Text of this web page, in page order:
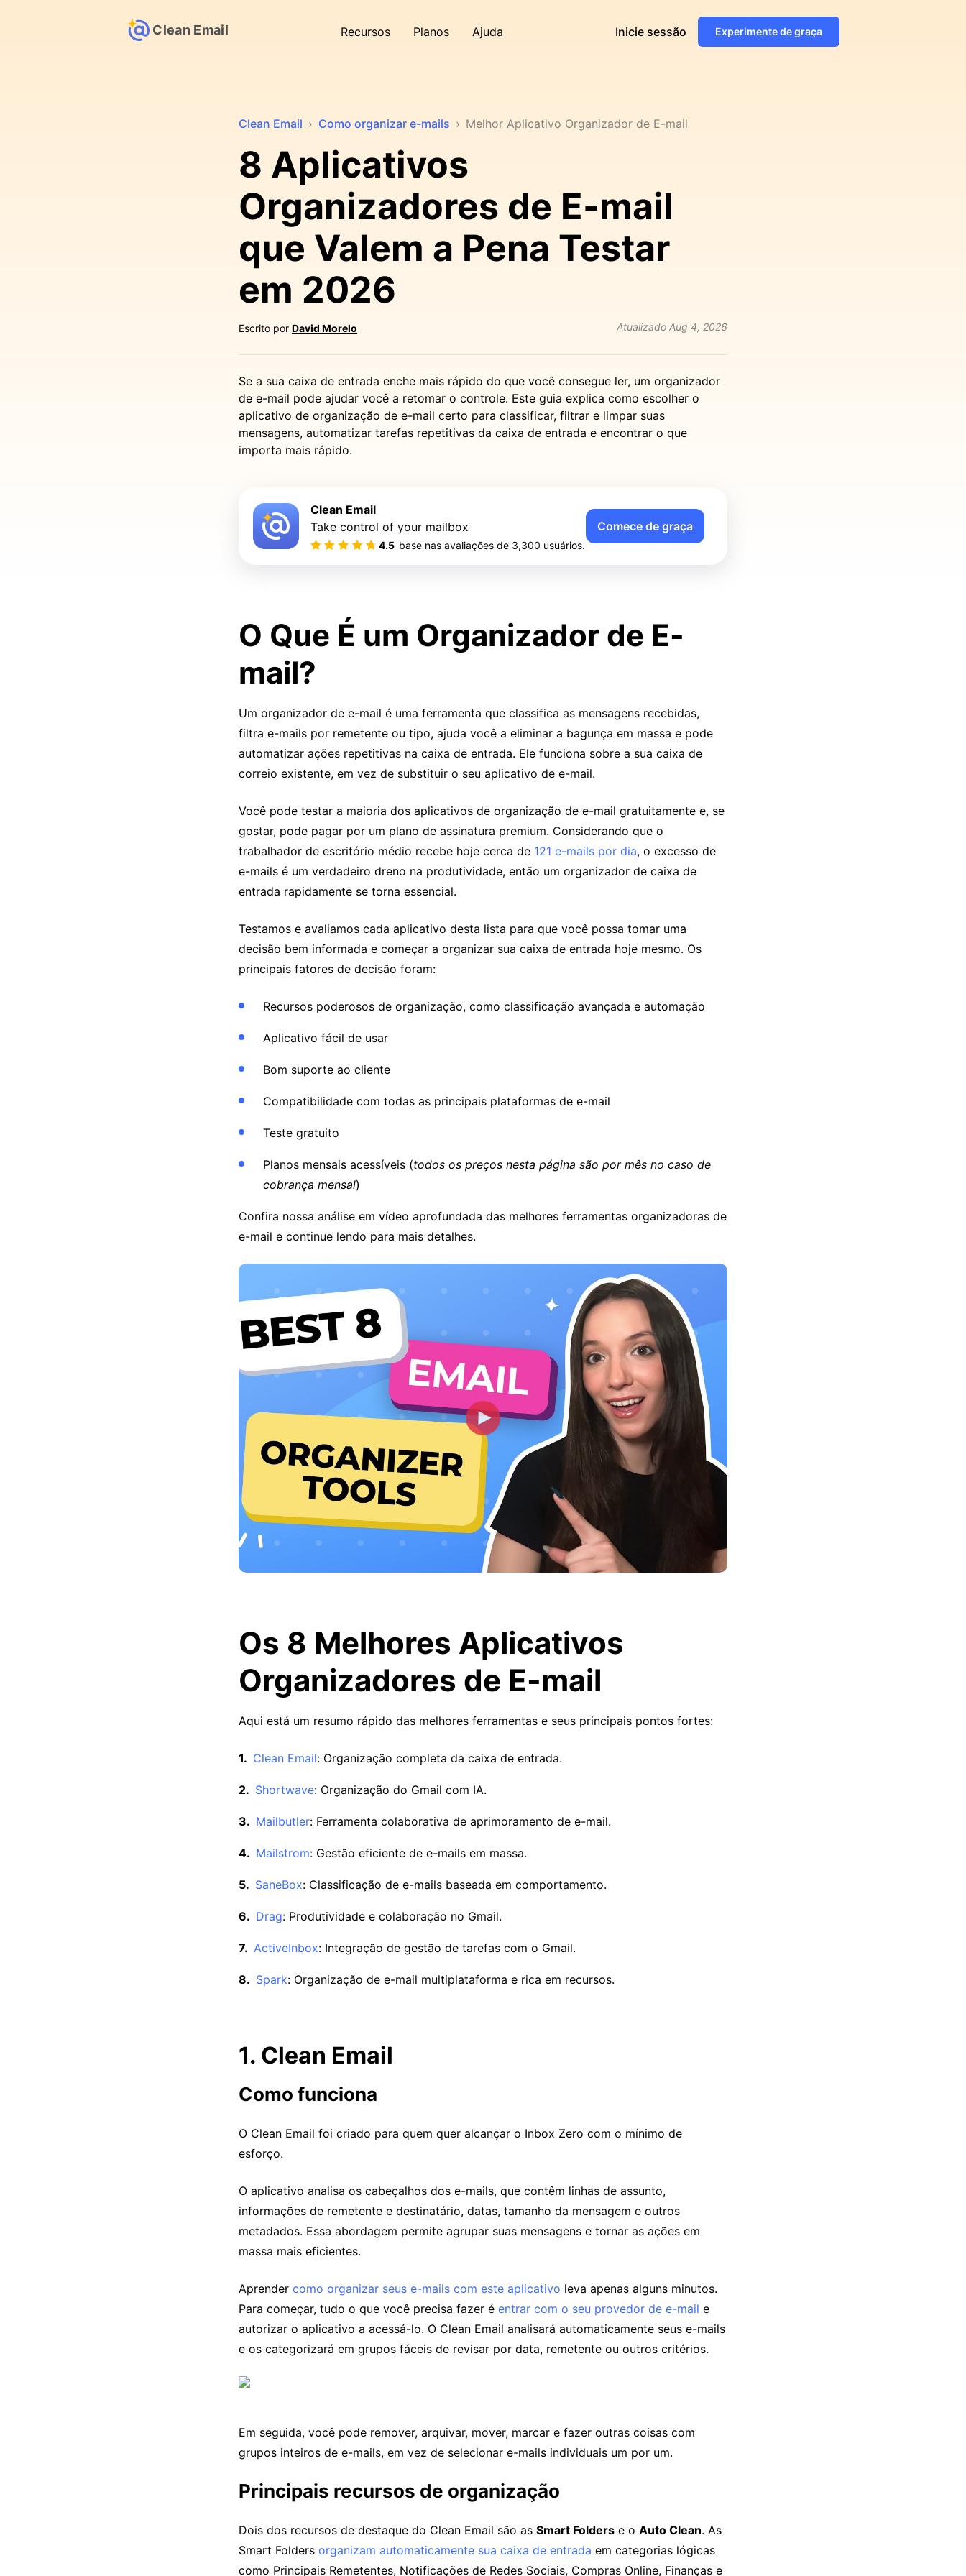
Clean Email Recursos Planos Ajuda Inicie sessão Experimente de graça
Clean Email › Como organizar e-mails › Melhor Aplicativo Organizador de E-mail
8 Aplicativos
Organizadores de E-mail
que Valem a Pena Testar
em 2026
Escrito por David Morelo Atualizado Aug 4, 2026
Se a sua caixa de entrada enche mais rápido do que você consegue ler, um organizador
de e-mail pode ajudar você a retomar o controle. Este guia explica como escolher o
aplicativo de organização de e-mail certo para classificar, filtrar e limpar suas
mensagens, automatizar tarefas repetitivas da caixa de entrada e encontrar o que
importa mais rápido.
Clean Email
Take control of your mailbox
4.5 base nas avaliações de 3,300 usuários.
Comece de graça
O Que É um Organizador de E-
mail?
Um organizador de e-mail é uma ferramenta que classifica as mensagens recebidas,
filtra e-mails por remetente ou tipo, ajuda você a eliminar a bagunça em massa e pode
automatizar ações repetitivas na caixa de entrada. Ele funciona sobre a sua caixa de
correio existente, em vez de substituir o seu aplicativo de e-mail.
Você pode testar a maioria dos aplicativos de organização de e-mail gratuitamente e, se
gostar, pode pagar por um plano de assinatura premium. Considerando que o
trabalhador de escritório médio recebe hoje cerca de 121 e-mails por dia, o excesso de
e-mails é um verdadeiro dreno na produtividade, então um organizador de caixa de
entrada rapidamente se torna essencial.
Testamos e avaliamos cada aplicativo desta lista para que você possa tomar uma
decisão bem informada e começar a organizar sua caixa de entrada hoje mesmo. Os
principais fatores de decisão foram:
Recursos poderosos de organização, como classificação avançada e automação
Aplicativo fácil de usar
Bom suporte ao cliente
Compatibilidade com todas as principais plataformas de e-mail
Teste gratuito
Planos mensais acessíveis (todos os preços nesta página são por mês no caso de
cobrança mensal)
Confira nossa análise em vídeo aprofundada das melhores ferramentas organizadoras de
e-mail e continue lendo para mais detalhes.
Os 8 Melhores Aplicativos
Organizadores de E-mail
Aqui está um resumo rápido das melhores ferramentas e seus principais pontos fortes:
Clean Email: Organização completa da caixa de entrada.
Shortwave: Organização do Gmail com IA.
Mailbutler: Ferramenta colaborativa de aprimoramento de e-mail.
Mailstrom: Gestão eficiente de e-mails em massa.
SaneBox: Classificação de e-mails baseada em comportamento.
Drag: Produtividade e colaboração no Gmail.
ActiveInbox: Integração de gestão de tarefas com o Gmail.
Spark: Organização de e-mail multiplataforma e rica em recursos.
1. Clean Email
Como funciona
O Clean Email foi criado para quem quer alcançar o Inbox Zero com o mínimo de
esforço.
O aplicativo analisa os cabeçalhos dos e-mails, que contêm linhas de assunto,
informações de remetente e destinatário, datas, tamanho da mensagem e outros
metadados. Essa abordagem permite agrupar suas mensagens e tornar as ações em
massa mais eficientes.
Aprender como organizar seus e-mails com este aplicativo leva apenas alguns minutos.
Para começar, tudo o que você precisa fazer é entrar com o seu provedor de e-mail e
autorizar o aplicativo a acessá-lo. O Clean Email analisará automaticamente seus e-mails
e os categorizará em grupos fáceis de revisar por data, remetente ou outros critérios.
Em seguida, você pode remover, arquivar, mover, marcar e fazer outras coisas com
grupos inteiros de e-mails, em vez de selecionar e-mails individuais um por um.
Principais recursos de organização
Dois dos recursos de destaque do Clean Email são as Smart Folders e o Auto Clean. As
Smart Folders organizam automaticamente sua caixa de entrada em categorias lógicas
como Principais Remetentes, Notificações de Redes Sociais, Compras Online, Finanças e